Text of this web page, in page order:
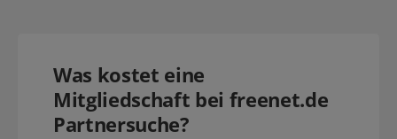
Was kostet eine
Mitgliedschaft bei freenet.de
Partnersuche?